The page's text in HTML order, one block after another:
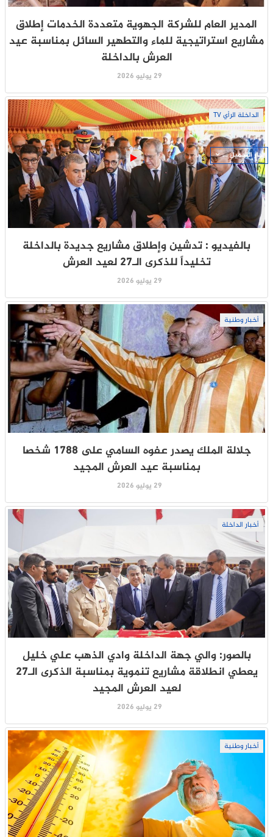
المدير العام للشركة الجهوية متعددة الخدمات إطلاق
مشاريع استراتيجية للماء والتطهير السائل بمناسبة عيد
العرش بالداخلة
29 يوليو 2026
الداخلة الرأي TV
بالفيديو : تدشين وإطلاق مشاريع جديدة بالداخلة
تخليداً للذكرى الـ27 لعيد العرش
29 يوليو 2026
أخبار وطنية
جلالة الملك يصدر عفوه السامي على 1788 شخصا
بمناسبة عيد العرش المجيد
29 يوليو 2026
أخبار الداخلة
بالصور: والي جهة الداخلة وادي الذهب علي خليل
يعطي انطلاقة مشاريع تنموية بمناسبة الذكرى الـ27
لعيد العرش المجيد
29 يوليو 2026
أخبار وطنية
جار التحميل ...